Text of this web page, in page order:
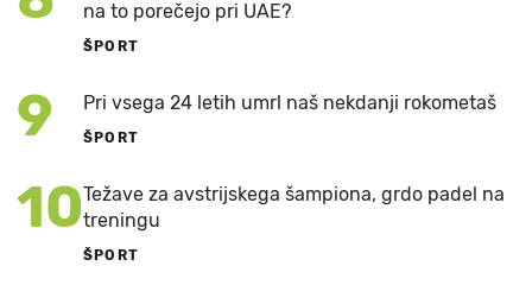
na to porečejo pri UAE?
ŠPORT
9 Pri vsega 24 letih umrl naš nekdanji rokometaš
ŠPORT
10Težave za avstrijskega šampiona, grdo padel na
treningu
ŠPORT